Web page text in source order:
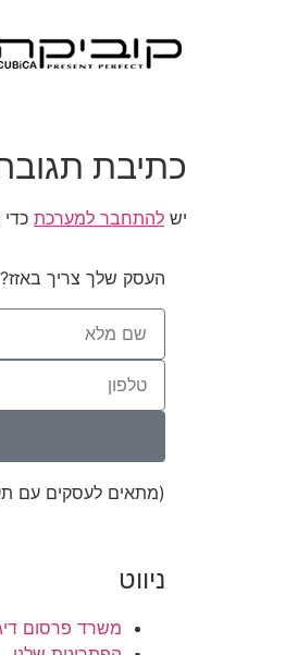
כתיבת
יש להתחבר למערכת
העסק שלך צריך באזז?
(מתאים לעסקים עם תקציב של
ניווט
משרד פרסום